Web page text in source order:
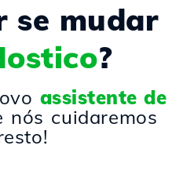
se mudar
?
assistente de
nós cuidaremos